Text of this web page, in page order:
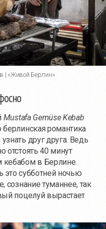
| «Живой Берлин»
Mustafa Gemüse Kebab
романтика
друг друга. Ведь
отстоять 40 минут
в Берлине.
это субботней ночью
сознание туманнее, так
поцелуй вырастает